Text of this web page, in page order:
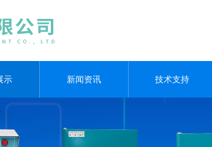
示 新闻资讯 技术支持